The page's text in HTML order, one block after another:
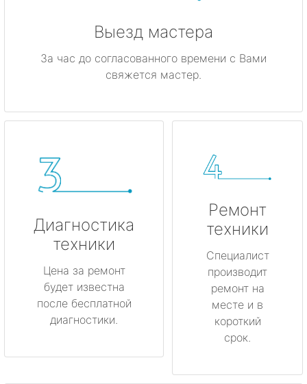
Выезд мастера
За час до согласованного времени с Вами
свяжется мастер.
Диагностика
техники
Цена за ремонт
будет известна
после бесплатной
диагностики.
Ремонт
техники
Специалист
производит
ремонт на
месте и в
короткий
срок.